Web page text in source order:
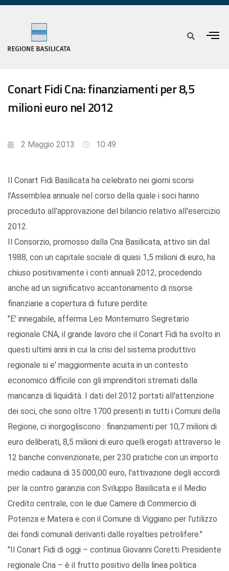
Conart Fidi Cna: finanziamenti per 8,5
milioni euro nel 2012
2 Maggio 2013 10:49
Il Conart Fidi Basilicata ha celebrato nei giorni scorsi
l'Assemblea annuale nel corso della quale i soci hanno
proceduto all'approvazione del bilancio relativo all'esercizio
2012.
Il Consorzio, promosso dalla Cna Basilicata, attivo sin dal
1988, con un capitale sociale di quasi 1,5 milioni di euro, ha
chiuso positivamente i conti annuali 2012, procedendo
anche ad un significativo accantonamento di risorse
finanziarie a copertura di future perdite.
"E' innegabile, afferma Leo Montemurro Segretario
regionale CNA, il grande lavoro che il Conart Fidi ha svolto in
questi ultimi anni in cui la crisi del sistema produttivo
regionale si e' maggiormente acuita in un contesto
economico difficile con gli imprenditori stremati dalla
mancanza di liquidità. I dati del 2012 portati all'attenzione
dei soci, che sono oltre 1700 presenti in tutti i Comuni della
Regione, ci inorgogliscono : finanziamenti per 10,7 milioni di
euro deliberati, 8,5 milioni di euro quelli erogati attraverso le
12 banche convenzionate, per 230 pratiche con un importo
medio cadauna di 35.000,00 euro, l'attivazione degli accordi
per la contro garanzia con Sviluppo Basilicata e il Medio
Credito centrale, con le due Camere di Commercio di
Potenza e Matera e con il Comune di Viggiano per l'utilizzo
dei fondi comunali derivanti dalle royalties petrolifere."
"Il Conart Fidi di oggi – continua Giovanni Coretti Presidente
regionale Cna – è il frutto positivo della linea politica